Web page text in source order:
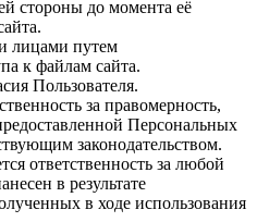
стороны до момента её
лицами путем
к файлам сайта.
Пользователя.
за правомерность,
Персональных
законодательством.
ответственность за любой
в результате
в ходе использования